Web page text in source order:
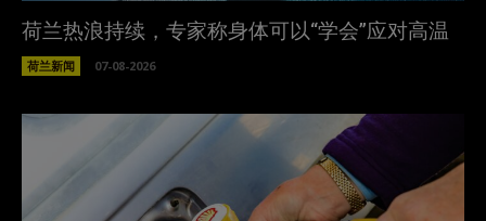
荷兰热浪持续，专家称身体可以“学会”应对高温
荷兰新闻 07-08-2026